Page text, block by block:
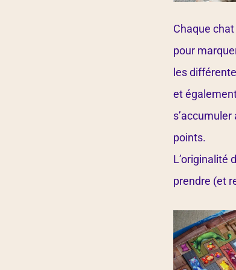
Chaque
pour
les
et
points.
L’originalité
prendre (et